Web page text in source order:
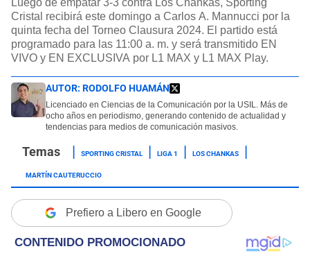
Luego de empatar 3-3 contra Los Chankas, Sporting
Cristal recibirá este domingo a Carlos A. Mannucci por la
quinta fecha del Torneo Clausura 2024. El partido está
programado para las 11:00 a. m. y será transmitido EN
VIVO y EN EXCLUSIVA por L1 MAX y L1 MAX Play.
AUTOR: RODOLFO HUAMÁN
Licenciado en Ciencias de la Comunicación por la USIL. Más de
ocho años en periodismo, generando contenido de actualidad y
tendencias para medios de comunicación masivos.
SPORTING CRISTAL LIGA 1
LOS CHANKAS
MARTÍN CAUTERUCCIO
Prefiero a Libero en Google